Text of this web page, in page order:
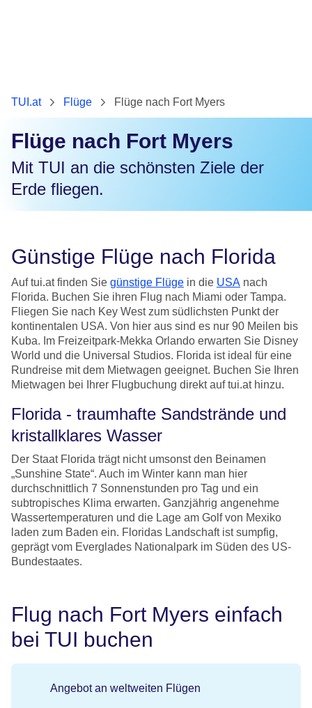
TUI.at Flüge Flüge nach Fort Myers
Flüge nach Fort Myers
Mit TUI an die schönsten Ziele der
Erde fliegen.
Günstige Flüge nach Florida
Auf tui.at finden Sie günstige Flüge in die USA nach
Florida. Buchen Sie ihren Flug nach Miami oder Tampa.
Fliegen Sie nach Key West zum südlichsten Punkt der
kontinentalen USA. Von hier aus sind es nur 90 Meilen bis
Kuba. Im Freizeitpark-Mekka Orlando erwarten Sie Disney
World und die Universal Studios. Florida ist ideal für eine
Rundreise mit dem Mietwagen geeignet. Buchen Sie Ihren
Mietwagen bei Ihrer Flugbuchung direkt auf tui.at hinzu.
Florida - traumhafte Sandstrände und
kristallklares Wasser
Der Staat Florida trägt nicht umsonst den Beinamen
„Sunshine State“. Auch im Winter kann man hier
durchschnittlich 7 Sonnenstunden pro Tag und ein
subtropisches Klima erwarten. Ganzjährig angenehme
Wassertemperaturen und die Lage am Golf von Mexiko
laden zum Baden ein. Floridas Landschaft ist sumpfig,
geprägt vom Everglades Nationalpark im Süden des US-
Bundestaates.
Flug nach Fort Myers einfach
bei TUI buchen
Angebot an weltweiten Flügen